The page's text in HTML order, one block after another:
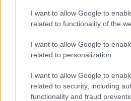
I want to allow Google to
related to functionality of the
I want to allow Google to
related to personalization.
I want to allow Google to
related to security, including
functionality and fraud
tartalékos biztos
jóváhagyását is kérte,
továbbra sem döntött a
szolgálat